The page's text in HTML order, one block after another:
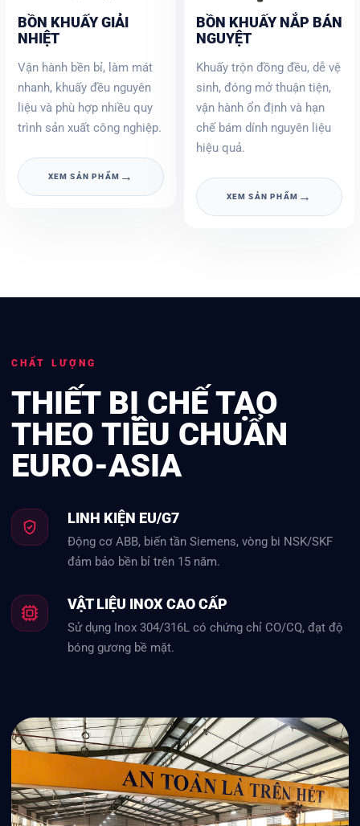
BỒN KHUẤY GIẢI
NHIỆT
Vận hành bền bỉ, làm mát
nhanh, khuấy đều nguyên
liệu và phù hợp nhiều quy
trình sản xuất công nghiệp.
XEM SẢN PHẨM →
BỒN KHUẤY NẮP BÁN
NGUYỆT
Khuấy trộn đồng đều, dễ vệ
sinh, đóng mở thuận tiện,
vận hành ổn định và hạn
chế bám dính nguyên liệu
hiệu quả.
XEM SẢN PHẨM →
CHẤT LƯỢNG
THIẾT BỊ CHẾ TẠO
THEO TIÊU CHUẨN
EURO-ASIA
LINH KIỆN EU/G7
Động cơ ABB, biến tần Siemens, vòng bi NSK/SKF
đảm bảo bền bỉ trên 15 năm.
VẬT LIỆU INOX CAO CẤP
Sử dụng Inox 304/316L có chứng chỉ CO/CQ, đạt độ
bóng gương bề mặt.